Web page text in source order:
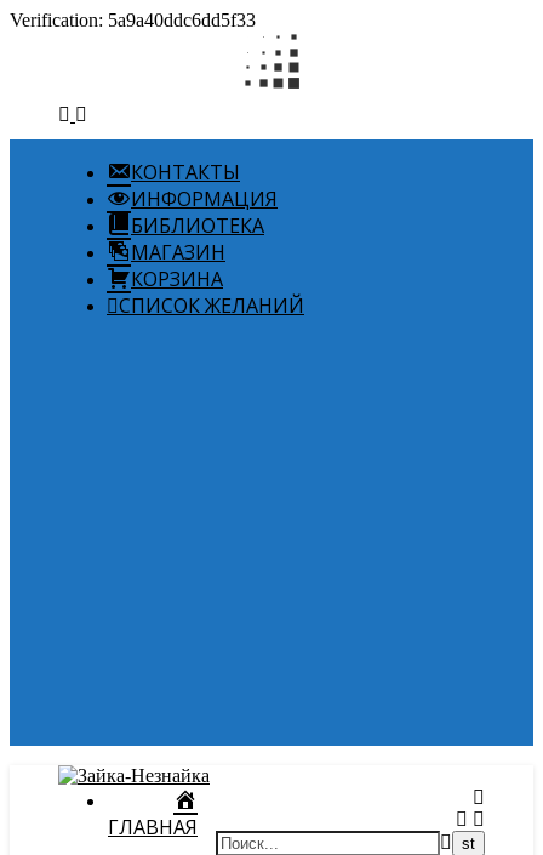
Verification: 5a9a40ddc6dd5f33
КОНТАКТЫ
ИНФОРМАЦИЯ
БИБЛИОТЕКА
МАГАЗИН
КОРЗИНА
СПИСОК ЖЕЛАНИЙ
ГЛАВНАЯ